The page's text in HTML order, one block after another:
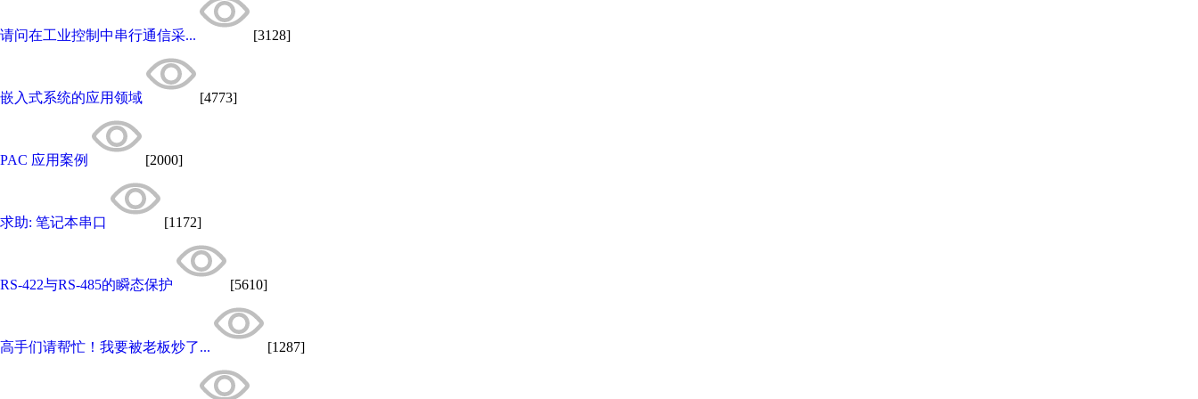
请问在工业控制中串行通信采... [3128]
嵌入式系统的应用领域 [4773]
PAC 应用案例 [2000]
求助: 笔记本串口 [1172]
RS-422与RS-485的瞬态保护 [5610]
高手们请帮忙！我要被老板炒了... [1287]